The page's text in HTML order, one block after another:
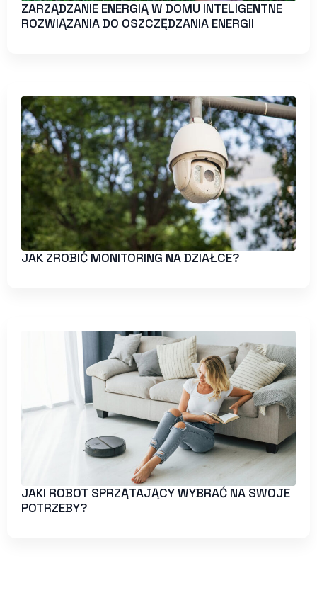
ZARZĄDZANIE ENERGIĄ W DOMU INTELIGENTNE
ROZWIĄZANIA DO OSZCZĘDZANIA ENERGII
JAK ZROBIĆ MONITORING NA DZIAŁCE?
JAKI ROBOT SPRZĄTAJĄCY WYBRAĆ NA SWOJE
POTRZEBY?